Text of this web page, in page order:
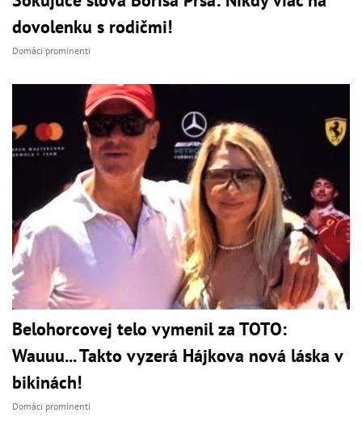
dovolenku s rodičmi!
Domáci prominenti
Belohorcovej telo vymenil za TOTO:
Wauuu... Takto vyzerá Hájkova nová láska v
bikinách!
Domáci prominenti